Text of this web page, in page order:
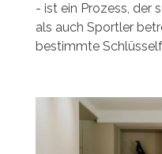
- ist ein Prozess, der
als auch Sportler
bestimmte